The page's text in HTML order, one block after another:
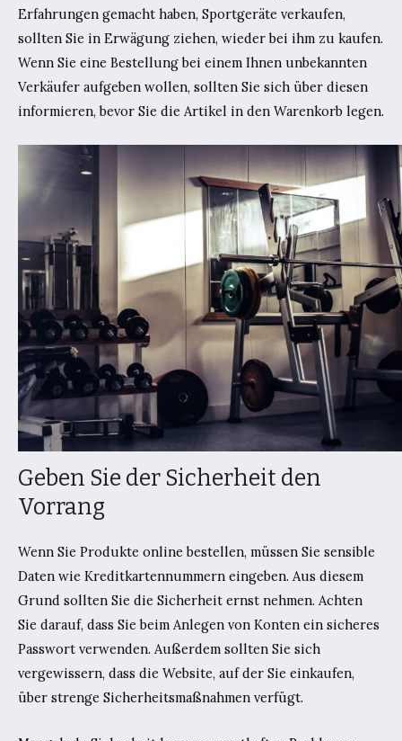
Erfahrungen gemacht haben, Sportgeräte verkaufen,
sollten Sie in Erwägung ziehen, wieder bei ihm zu kaufen.
Wenn Sie eine Bestellung bei einem Ihnen unbekannten
Verkäufer aufgeben wollen, sollten Sie sich über diesen
informieren, bevor Sie die Artikel in den Warenkorb legen.
Geben Sie der Sicherheit den
Vorrang
Wenn Sie Produkte online bestellen, müssen Sie sensible
Daten wie Kreditkartennummern eingeben. Aus diesem
Grund sollten Sie die Sicherheit ernst nehmen. Achten
Sie darauf, dass Sie beim Anlegen von Konten ein sicheres
Passwort verwenden. Außerdem sollten Sie sich
vergewissern, dass die Website, auf der Sie einkaufen,
über strenge Sicherheitsmaßnahmen verfügt.